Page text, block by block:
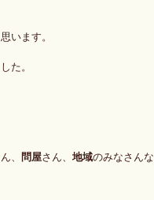
います。
た。
、 問屋さん、 地域のみなさんな